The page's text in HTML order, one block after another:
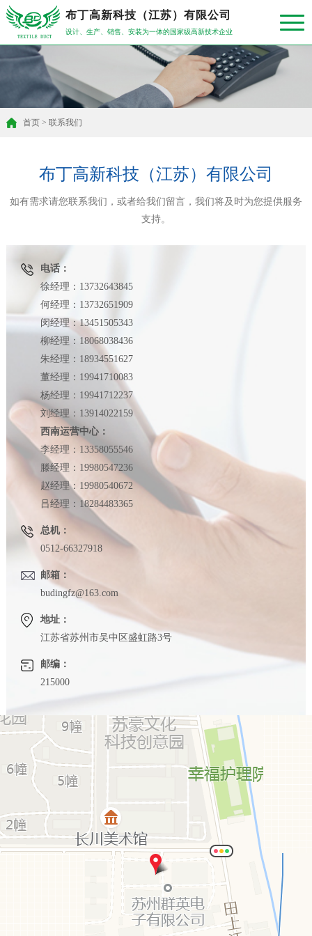
布丁高新科技（江苏）有限公司
设计、生产、销售、安装为一体的国家级高新技术企业
首页> 联系我们
布丁高新科技（江苏）有限公司
如有需求请您联系我们，或者给我们留言，我们将及时为您提供服务
支持。
电话：
徐经理：13732643845
何经理：13732651909
闵经理：13451505343
柳经理：18068038436
朱经理：18934551627
董经理：19941710083
杨经理：19941712237
刘经理：13914022159
西南运营中心：
李经理：13358055546
滕经理：19980547236
赵经理：19980540672
吕经理：18284483365
总机：
0512-66327918
邮箱：
budingfz@163.com
地址：
江苏省苏州市吴中区盛虹路3号
邮编：
215000